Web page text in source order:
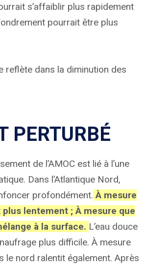
s’affaiblir plus rapidement
pourrait être plus
reflète dans la diminution des
PERTURBÉ
de l’AMOC est lié à l’une
Dans l’Atlantique Nord,
profondément. À mesure
lentement ; À mesure que
à la surface. L’eau douce
plus difficile. À mesure
le nord ralentit également. Après